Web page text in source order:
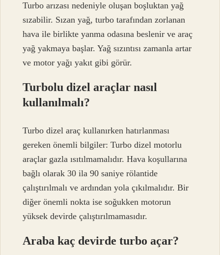
Turbo arızası nedeniyle oluşan boşluktan yağ
sızabilir. Sızan yağ, turbo tarafından zorlanan
hava ile birlikte yanma odasına beslenir ve araç
yağ yakmaya başlar. Yağ sızıntısı zamanla artar
ve motor yağı yakıt gibi görür.
Turbolu dizel araçlar nasıl
kullanılmalı?
Turbo dizel araç kullanırken hatırlanması
gereken önemli bilgiler: Turbo dizel motorlu
araçlar gazla ısıtılmamalıdır. Hava koşullarına
bağlı olarak 30 ila 90 saniye rölantide
çalıştırılmalı ve ardından yola çıkılmalıdır. Bir
diğer önemli nokta ise soğukken motorun
yüksek devirde çalıştırılmamasıdır.
Araba kaç devirde turbo açar?